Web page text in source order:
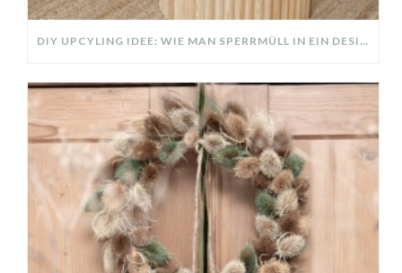
DIY UPCYLING IDEE: WIE MAN SPERRMÜLL IN EIN DESIGNER TEIL VERWANDELT